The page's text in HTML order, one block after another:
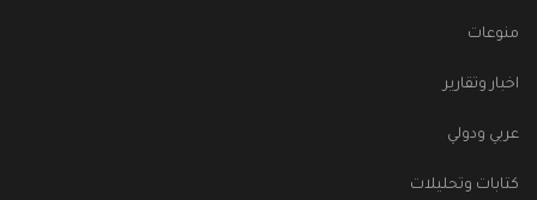
منوعات
اخبار وتقارير
عربي ودولي
كتابات وتحليلات